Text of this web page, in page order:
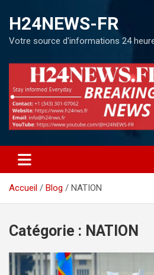
H24NEWS-FR
Votre source d'informations 24
Accueil Blog NATION
Catégorie : NATION